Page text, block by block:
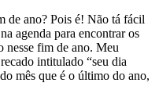
de ano? Pois é! Não tá fácil
agenda para encontrar os
nesse fim de ano. Meu
intitulado “seu dia
mês que é o último do ano,